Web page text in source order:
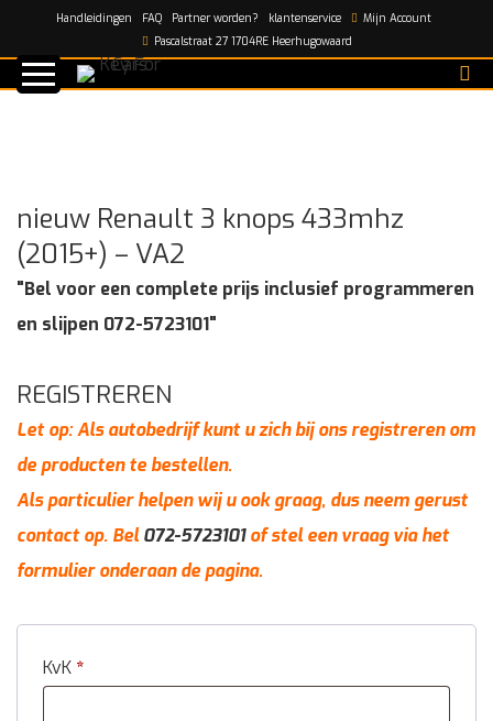
Handleidingen FAQ Partner worden? klantenservice
Mijn Account
Pascalstraat 27 1704RE Heerhugowaard
Home/shop/ nieuw Renault 3 knops 433mhz (2015+) –
VA2
nieuw Renault 3 knops 433mhz
(2015+) – VA2
"Bel voor een complete prijs inclusief programmeren
en slijpen 072-5723101"
REGISTREREN
Let op: Als autobedrijf kunt u zich bij ons registreren om
de producten te bestellen.
Als particulier helpen wij u ook graag, dus neem gerust
contact op. Bel072-5723101of stel een vraag via het
formulier onderaan de pagina.
KvK *